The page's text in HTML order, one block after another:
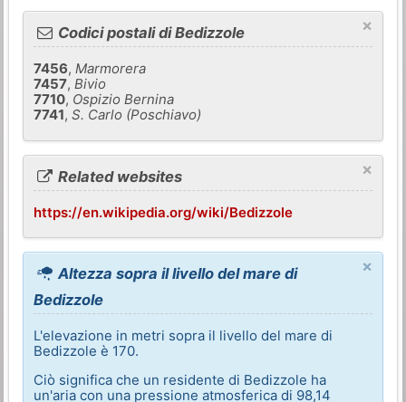
×
Codici postali di Bedizzole
7456,Marmorera
7457,Bivio
7710, Ospizio Bernina
7741,S. Carlo (Poschiavo)
×
Related websites
https://en.wikipedia.org/wiki/Bedizzole
×
Altezza sopra il livello del mare di
Bedizzole
L'elevazione in metri sopra il livello del mare di
Bedizzole è 170.
Ciò significa che un residente di Bedizzole ha
un'aria con una pressione atmosferica di 98,14